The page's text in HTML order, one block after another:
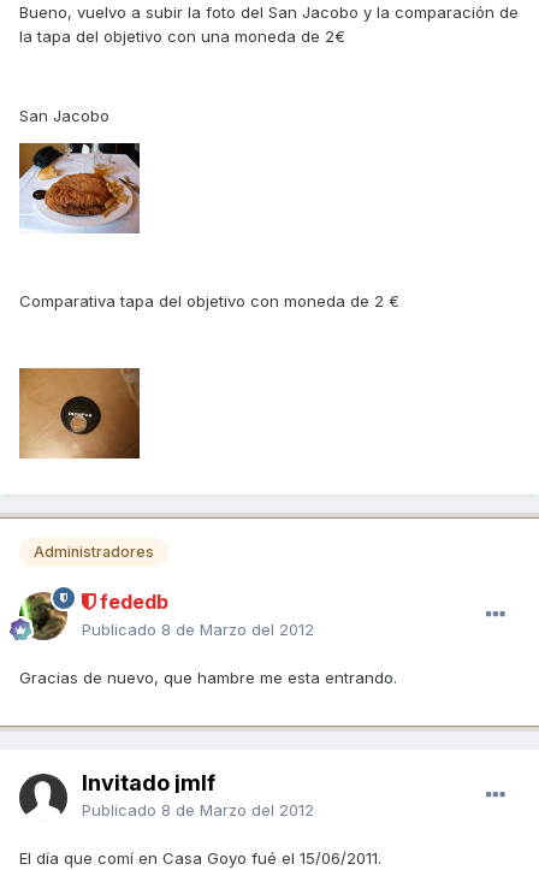
Bueno, vuelvo a subir la foto del San Jacobo y la comparación de
la tapa del objetivo con una moneda de 2€
San Jacobo
Comparativa tapa del objetivo con moneda de 2 €
Administradores
fededb
Publicado 8 de Marzo del 2012
Gracias de nuevo, que hambre me esta entrando.
Invitado jmlf
Publicado 8 de Marzo del 2012
El día que comí en Casa Goyo fué el 15/06/2011.